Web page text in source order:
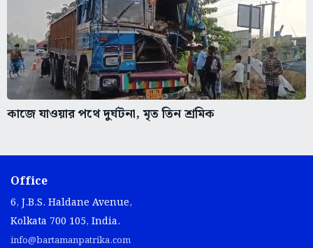
কাজে যাওয়ার পথে দুর্ঘটনা, মৃত তিন শ্রমিক
Office
6, J.B.S. Haldane Avenue,
Kolkata 700 105, India.
info@bartamanpatrika.com